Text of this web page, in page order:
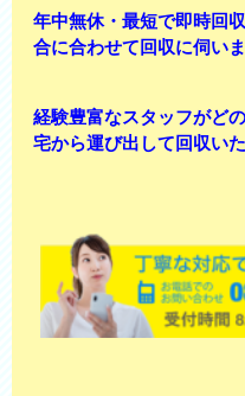
年中無休・最短で即時回
合に合わせて回収に伺いま
経験豊富なスタッフがど
宅から運び出して回収いた